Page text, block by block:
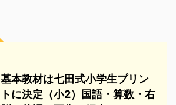
基本教材は七田式小学生プリン
トに決定（小2）国語・算数・右